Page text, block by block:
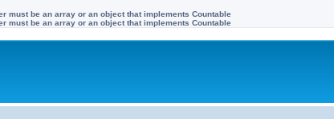
must be an array or an object that implements Countable
must be an array or an object that implements Countable